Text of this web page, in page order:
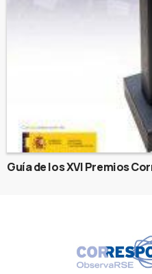
Guía de los XVI Premios